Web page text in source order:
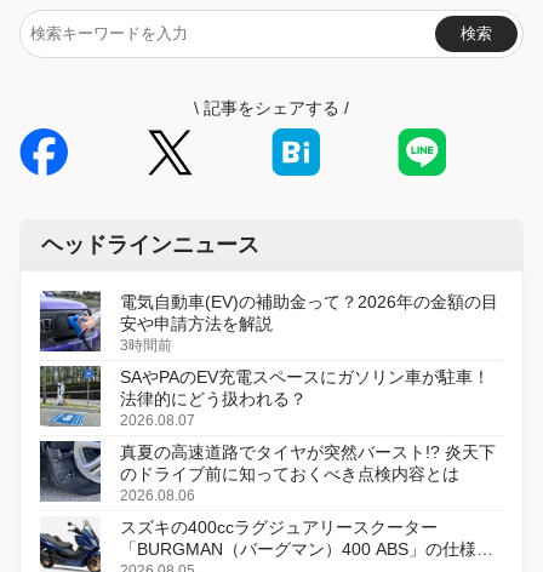
検索
\ 記事をシェアする /
ヘッドラインニュース
電気自動車(EV)の補助金って？2026年の金額の目
安や申請方法を解説
3時間前
SAやPAのEV充電スペースにガソリン車が駐車！
法律的にどう扱われる？
2026.08.07
真夏の高速道路でタイヤが突然バースト!? 炎天下
のドライブ前に知っておくべき点検内容とは
2026.08.06
スズキの400ccラグジュアリースクーター
「BURGMAN（バーグマン）400 ABS」の仕様を